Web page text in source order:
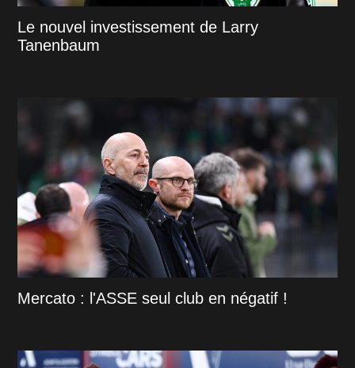
Le nouvel investissement de Larry
Tanenbaum
Mercato : l'ASSE seul club en négatif !